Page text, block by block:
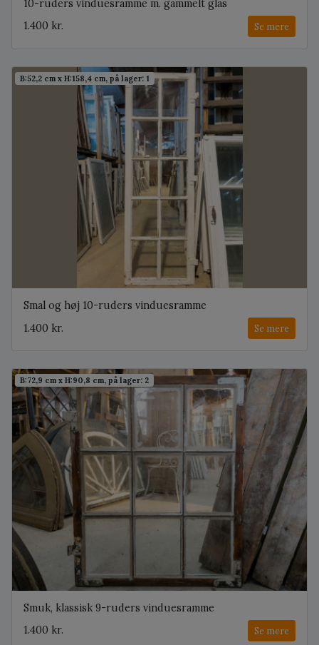
10-ruders vinduesramme m. gammelt glas
1.400 kr.
Se mere
B:52,2 cm x H:158,4 cm, på lager: 1
Smal og høj 10-ruders vinduesramme
1.400 kr.
Se mere
B:72,9 cm x H:90,8 cm, på lager: 2
Smuk, klassisk 9-ruders vinduesramme
1.400 kr.
Se mere